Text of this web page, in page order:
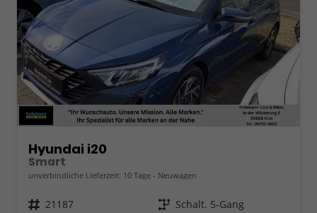
Hyundai i20
Smart
unverbindliche Lieferzeit: 10 Tage Neuwagen
Fahrzeugnr. 21187 Getriebe Schalt. 5-Gang